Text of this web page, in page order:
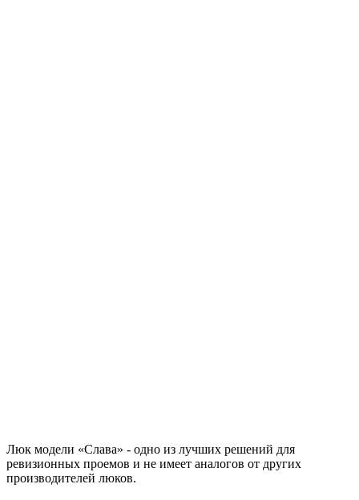
Люк модели «Слава» - одно из лучших решений для
ревизионных проемов и не имеет аналогов от других
производителей люков.